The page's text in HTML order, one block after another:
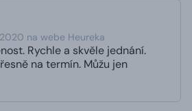
na webe Heureka
Rychle a skvěle jednání.
na termín. Můžu jen